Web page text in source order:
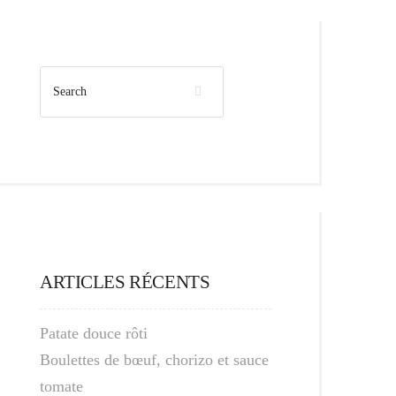
ARTICLES RÉCENTS
Patate douce rôti
Boulettes de bœuf, chorizo et sauce
tomate